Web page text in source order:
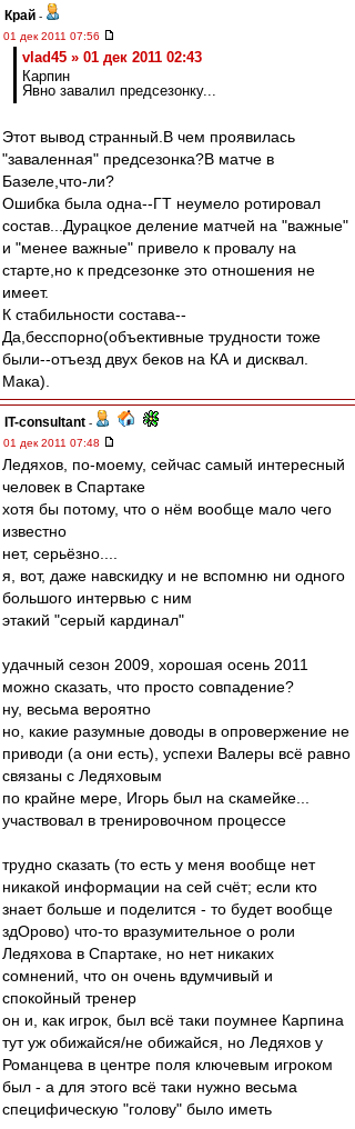
Край -
01 дек 2011 07:56
vlad45 » 01 дек 2011 02:43
Карпин
Явно завалил предсезонку...
Этот вывод странный.В чем проявилась
"заваленная" предсезонка?В матче в
Базеле,что-ли?
Ошибка была одна--ГТ неумело ротировал
состав...Дурацкое деление матчей на "важные"
и "менее важные" привело к провалу на
старте,но к предсезонке это отношения не
имеет.
К стабильности состава--
Да,бесспорно(объективные трудности тоже
были--отъезд двух беков на КА и дисквал.
Мака).
IT-consultant -
01 дек 2011 07:48
Ледяхов, по-моему, сейчас самый интересный
человек в Спартаке
хотя бы потому, что о нём вообще мало чего
известно
нет, серьёзно....
я, вот, даже навскидку и не вспомню ни одного
большого интервью с ним
этакий "серый кардинал"
удачный сезон 2009, хорошая осень 2011
можно сказать, что просто совпадение?
ну, весьма вероятно
но, какие разумные доводы в опровержение не
приводи (а они есть), успехи Валеры всё равно
связаны с Ледяховым
по крайне мере, Игорь был на скамейке...
участвовал в тренировочном процессе
трудно сказать (то есть у меня вообще нет
никакой информации на сей счёт; если кто
знает больше и поделится - то будет вообще
здОрово) что-то вразумительное о роли
Ледяхова в Спартаке, но нет никаких
сомнений, что он очень вдумчивый и
спокойный тренер
он и, как игрок, был всё таки поумнее Карпина
тут уж обижайся/не обижайся, но Ледяхов у
Романцева в центре поля ключевым игроком
был - а для этого всё таки нужно весьма
специфическую "голову" было иметь